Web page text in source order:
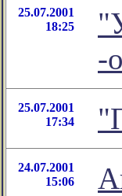
25.07.2001
18:25
-
25.07.2001
17:34
24.07.2001
15:06